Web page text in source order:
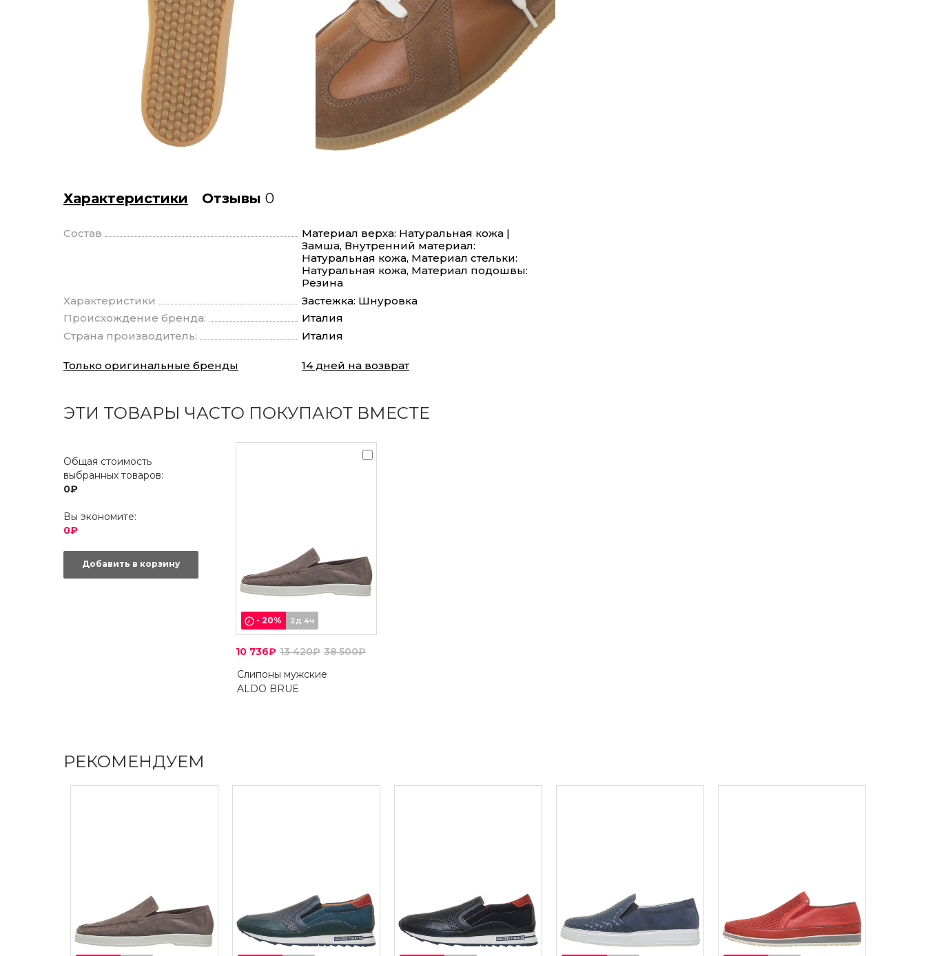
Характеристики Отзывы 0
Состав
Материал верха: Натуральная кожа |
Замша, Внутренний материал:
Натуральная кожа, Материал стельки:
Натуральная кожа, Материал подошвы:
Резина
Характеристики
Застежка: Шнуровка
Происхождение бренда:
Италия
Страна производитель:
Италия
Только оригинальные бренды 14 дней на возврат
ЭТИ ТОВАРЫ ЧАСТО ПОКУПАЮТ ВМЕСТЕ
Общая стоимость
выбранных товаров:
0₽
Вы экономите:
0₽
Добавить в корзину
- 20% 2д 4ч
10 736₽ 13 420₽ 38 500₽
Слипоны мужские
ALDO BRUE
РЕКОМЕНДУЕМ